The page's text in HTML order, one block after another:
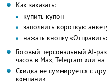
Как заказать:
купить купон
заполнить короткую
нажать кнопку
Готовый персональный AI-
часов в Max, Telegram или
Скидка не суммируется с
компании